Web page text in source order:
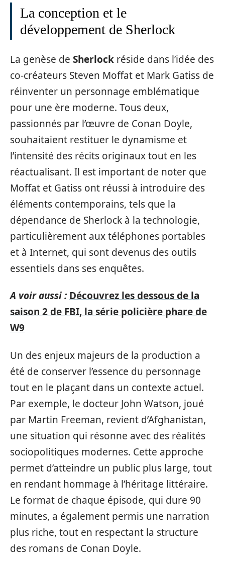
La conception et le
développement de Sherlock
La genèse de Sherlock réside dans l’idée des
co-créateurs Steven Moffat et Mark Gatiss de
réinventer un personnage emblématique
pour une ère moderne. Tous deux,
passionnés par l’œuvre de Conan Doyle,
souhaitaient restituer le dynamisme et
l’intensité des récits originaux tout en les
réactualisant. Il est important de noter que
Moffat et Gatiss ont réussi à introduire des
éléments contemporains, tels que la
dépendance de Sherlock à la technologie,
particulièrement aux téléphones portables
et à Internet, qui sont devenus des outils
essentiels dans ses enquêtes.
A voir aussi : Découvrez les dessous de la
saison 2 de FBI, la série policière phare de
W9
Un des enjeux majeurs de la production a
été de conserver l’essence du personnage
tout en le plaçant dans un contexte actuel.
Par exemple, le docteur John Watson, joué
par Martin Freeman, revient d’Afghanistan,
une situation qui résonne avec des réalités
sociopolitiques modernes. Cette approche
permet d’atteindre un public plus large, tout
en rendant hommage à l’héritage littéraire.
Le format de chaque épisode, qui dure 90
minutes, a également permis une narration
plus riche, tout en respectant la structure
des romans de Conan Doyle.